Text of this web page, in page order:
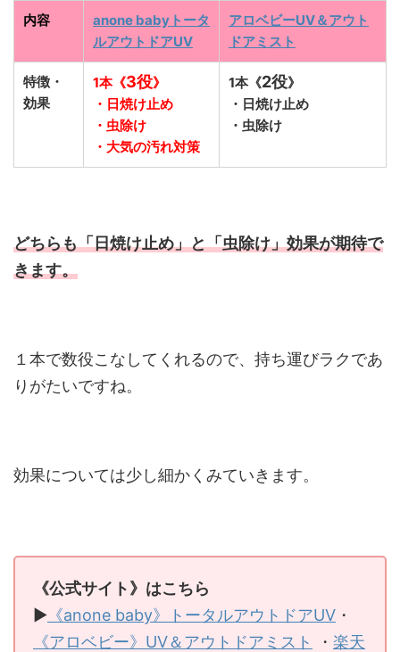
内容
anone babyトータ
ルアウトドアUV
アロベビーUV＆アウト
ドアミスト
特徴・
効果
1本《3役》
・日焼け止め
・虫除け
・大気の汚れ対策
1本《2役》
・日焼け止め
・虫除け
どちらも「日焼け止め」と「虫除け」効果が期待で
きます。
１本で数役こなしてくれるので、持ち運びラクであ
りがたいですね。
効果については少し細かくみていきます。
《公式サイト》はこちら
▶ 《anone baby》トータルアウトドアUV ・
《アロベビー》UV＆アウトドアミスト
・ 楽天